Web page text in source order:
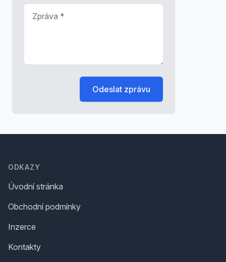
Odeslat zprávu
ODKAZY
Úvodní stránka
Obchodní podmínky
Inzerce
Kontakty